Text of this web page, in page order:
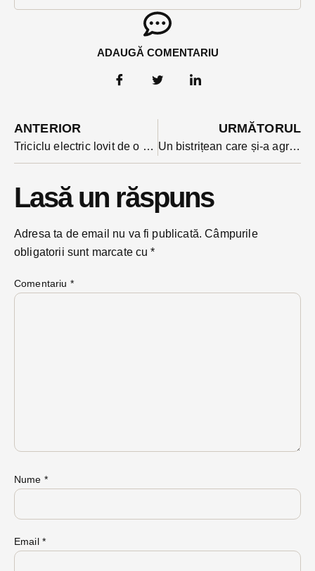
ADAUGĂ COMENTARIU
ANTERIOR
Triciclu electric lovit de o mașină la Sângeorz-Băi. Două persoane au ajuns la spital
URMĂTORUL
Un bistrițean care și-a agresat partenera s-a ales cu ordin de protecție și control judiciar
Lasă un răspuns
Adresa ta de email nu va fi publicată. Câmpurile
obligatorii sunt marcate cu*
Comentariu *
Nume *
Email *